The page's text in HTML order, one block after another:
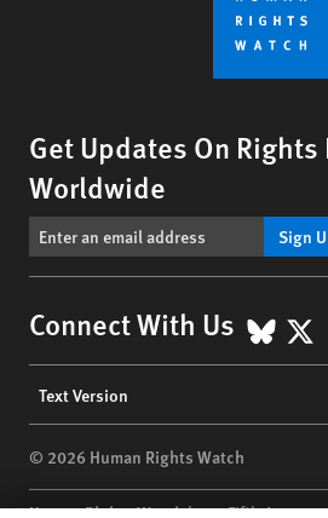
Get Updates On Rights
Worldwide
Sign
Connect With Us X
menu
Text Version
© 2026 Human Rights Watch
Human Rights Watch| 350 Fifth